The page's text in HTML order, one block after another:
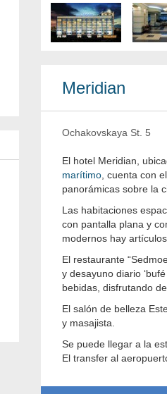
Meridian
Ochakovskaya St. 5
El hotel Meridian,
marítimo, cuenta con
panorámicas sobre la
Las habitaciones
con pantalla plana y
modernos hay
El restaurante
y desayuno diario
bebidas, disfrutando
El salón de belleza
y masajista.
Se puede llegar a la
El transfer al